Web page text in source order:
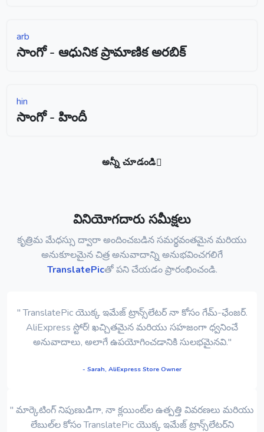
arb
సాంగో - ఆధునిక ప్రామాణిక అరబిక్
hin
సాంగో - హిందీ
అన్నీ చూడండి
వినియోగదారు సమీక్షలు
కృత్రిమ మేధస్సు ద్వారా అందించబడిన సమర్థవంతమైన మరియు
అనుకూలమైన చిత్ర అనువాదాన్ని అనుభవించగలిగే
TranslatePicతో పని చేయడం ప్రారంభించండి.
" TranslatePic యొక్క ఇమేజ్ ట్రాన్స్‌లేటర్ నా కోసం గేమ్-ఛేంజర్.
AliExpress స్టోర్! ఖచ్చితమైన మరియు సహజంగా ధ్వనించే
అనువాదాలు, అలాగే ఉపయోగించడానికి సులభమైనవి."
- Sarah, AliExpress Store Owner
" మార్కెటింగ్ నిపుణుడిగా, నా క్లయింట్‌ల ఉత్పత్తి వివరణలు మరియు
లేబుల్‌ల కోసం TranslatePic యొక్క ఇమేజ్ ట్రాన్స్‌లేటర్‌ని